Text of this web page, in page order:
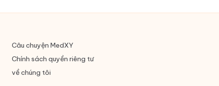
Câu chuyện MedXY
Chính sách quyền riêng tư
về chúng tôi